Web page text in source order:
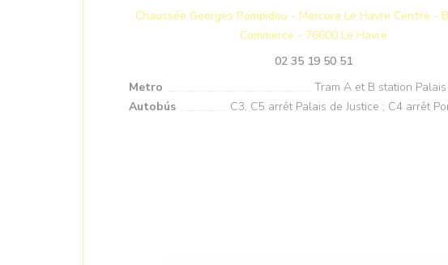
Chaussée Georges Pompidou - Mercure Le Havre Centre -
Commerce - 76600 Le Havre
02 35 19 50 51
Metro
Tram A et B station
Autobús
C3, C5 arrêt Palais de Justice ; C4 arrêt